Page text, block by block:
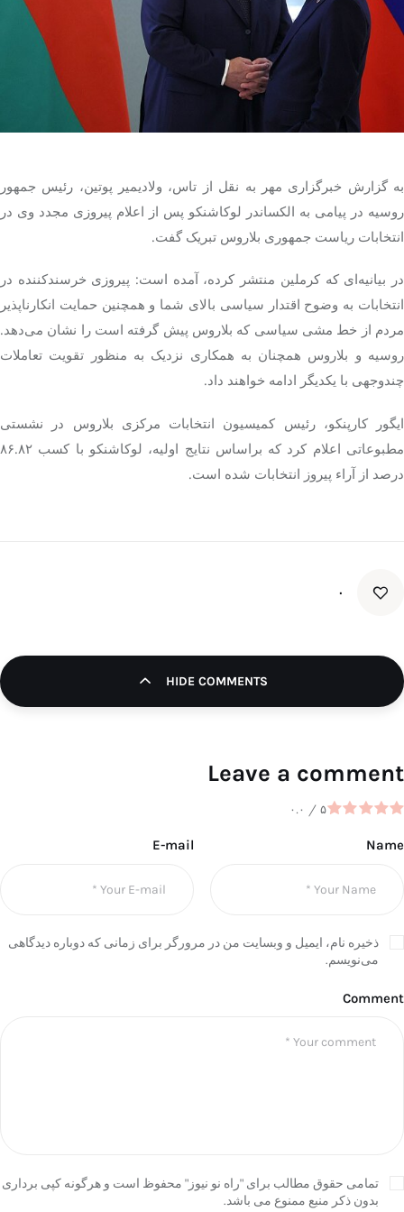
تک کده
پایگاه خبری آبان
خرید موتور ایمپلنت
به گزارش خبرگزاری مهر به نقل از تاس، ولادیمیر پوتین، رئیس جمهور
روسیه در پیامی به الکساندر لوکاشنکو پس از اعلام پیروزی مجدد وی در
انتخابات ریاست جمهوری بلاروس تبریک گفت.
در بیانیه‌ای که کرملین منتشر کرده، آمده است: پیروزی خرسندکننده در
انتخابات به وضوح اقتدار سیاسی بالای شما و همچنین حمایت انکارناپذیر
مردم از خط مشی سیاسی که بلاروس پیش گرفته است را نشان می‌دهد.
روسیه و بلاروس همچنان به همکاری نزدیک به منظور تقویت تعاملات
چندوجهی با یکدیگر ادامه خواهند داد.
ایگور کارپنکو، رئیس کمیسیون انتخابات مرکزی بلاروس در نشستی
مطبوعاتی اعلام کرد که براساس نتایج اولیه، لوکاشنکو با کسب ۸۶.۸۲
درصد از آراء پیروز انتخابات شده است.
۰
HIDE COMMENTS
Leave a comment
۰.۰ / ۵
Name
E-mail
ذخیره نام، ایمیل و وبسایت من در مرورگر برای زمانی که دوباره دیدگاهی
می‌نویسم.
Comment
تمامی حقوق مطالب برای "راه نو نیوز" محفوظ است و هرگونه کپی برداری
بدون ذکر منبع ممنوع می باشد.